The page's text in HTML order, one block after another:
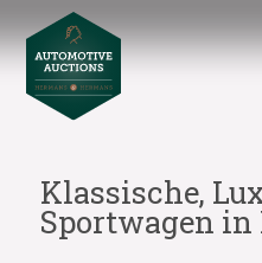
Klassische,
Sportwagen in